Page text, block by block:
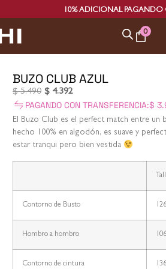
10% ADICIONAL PAGANDO CON
0
BUZO CLUB AZUL
$5.490 $ 4.392
PAGANDO CON TRANSFERENCIA:$
El Buzo Club es el perfect match entre un
hecho 100% en algodón, es suave y
estar tranqui pero bien vestida
Contorno de Busto
Hombro a hombro
Contorno de cintura